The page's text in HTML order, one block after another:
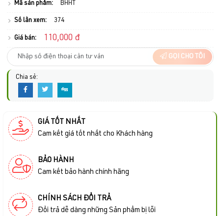
Mã sản phẩm: BHHT
Số lần xem: 374
Giá bán: 110,000 đ
GỌI CHO TÔI
Chia sẻ:
GIÁ TỐT NHẤT
Cam kết giá tốt nhất cho Khách hàng
BẢO HÀNH
Cam kết bảo hành chính hãng
CHÍNH SÁCH ĐỔI TRẢ
Đổi trả dễ dàng những Sản phẩm bị lỗi